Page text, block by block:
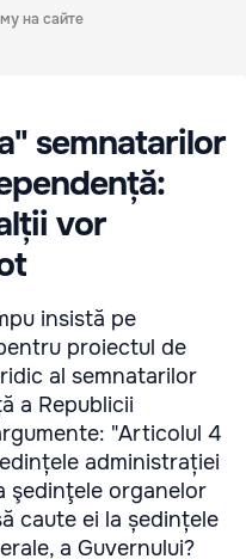
на сайте
semnatarilor
vor
insistă pe
proiectul de
al semnatarilor
a Republicii
"Articolul 4
administrației
şedinţele organelor
caute ei la ședințele
a Guvernului?